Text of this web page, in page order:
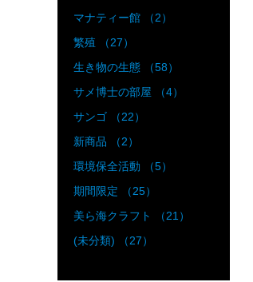
マナティー館 （2）
繁殖 （27）
生き物の生態 （58）
サメ博士の部屋 （4）
サンゴ （22）
新商品 （2）
環境保全活動 （5）
期間限定 （25）
美ら海クラフト （21）
(未分類) （27）